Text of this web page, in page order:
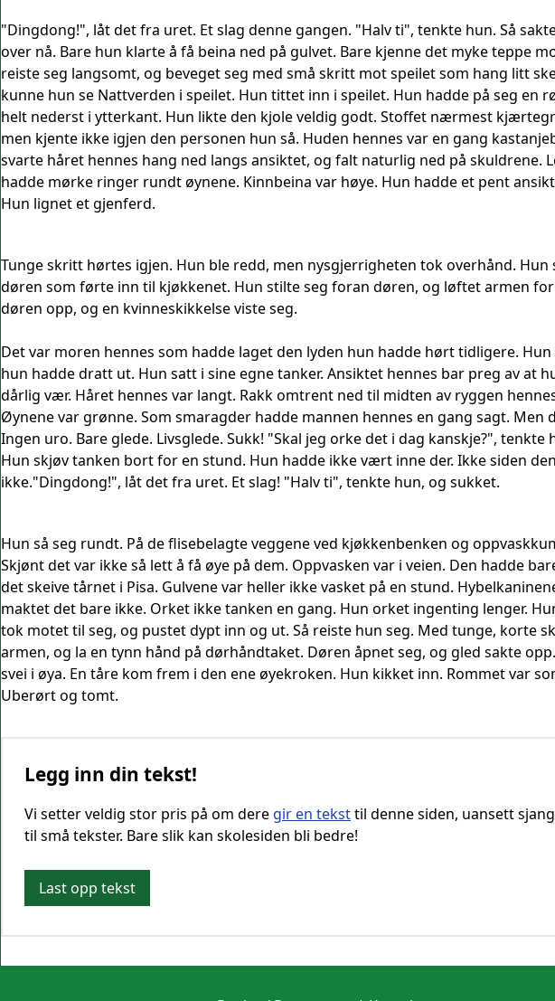
"Dingdong!", låt det fra uret. Et slag denne gangen. "Halv ti", tenkte hun. Så
over nå. Bare hun klarte å få beina ned på gulvet. Bare kjenne det myke teppe
reiste seg langsomt, og beveget seg med små skritt mot speilet som hang litt
kunne hun se Nattverden i speilet. Hun tittet inn i speilet. Hun hadde på seg en
helt nederst i ytterkant. Hun likte den kjole veldig godt. Stoffet nærmest
men kjente ikke igjen den personen hun så. Huden hennes var en gang
svarte håret hennes hang ned langs ansiktet, og falt naturlig ned på skuldrene.
hadde mørke ringer rundt øynene. Kinnbeina var høye. Hun hadde et pent
Hun lignet et gjenferd.
Tunge skritt hørtes igjen. Hun ble redd, men nysgjerrigheten tok overhånd.
døren som førte inn til kjøkkenet. Hun stilte seg foran døren, og løftet armen
døren opp, og en kvinneskikkelse viste seg.
Det var moren hennes som hadde laget den lyden hun hadde hørt tidligere.
hun hadde dratt ut. Hun satt i sine egne tanker. Ansiktet hennes bar preg av at
dårlig vær. Håret hennes var langt. Rakk omtrent ned til midten av ryggen
Øynene var grønne. Som smaragder hadde mannen hennes en gang sagt.
Ingen uro. Bare glede. Livsglede. Sukk! "Skal jeg orke det i dag kanskje?",
Hun skjøv tanken bort for en stund. Hun hadde ikke vært inne der. Ikke siden
ikke."Dingdong!", låt det fra uret. Et slag! "Halv ti", tenkte hun, og sukket.
Hun så seg rundt. På de flisebelagte veggene ved kjøkkenbenken og
Skjønt det var ikke så lett å få øye på dem. Oppvasken var i veien. Den hadde
det skeive tårnet i Pisa. Gulvene var heller ikke vasket på en stund.
maktet det bare ikke. Orket ikke tanken en gang. Hun orket ingenting lenger.
tok motet til seg, og pustet dypt inn og ut. Så reiste hun seg. Med tunge, korte
armen, og la en tynn hånd på dørhåndtaket. Døren åpnet seg, og gled sakte
svei i øya. En tåre kom frem i den ene øyekroken. Hun kikket inn. Rommet var
Uberørt og tomt.
Legg inn din tekst!
Vi setter veldig stor pris på om dere gir en teksttil denne siden, uansett
til små tekster. Bare slik kan skolesiden bli bedre!
Last opp tekst